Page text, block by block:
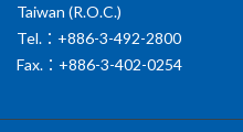
Taiwan (R.O.C.)
Tel.：+886-3-492-2800
Fax.：+886-3-402-0254